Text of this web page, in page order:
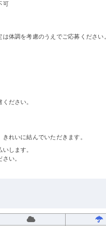
可
は体調を考慮のうえでご応募ください
ださい。
れいに結んでいただきます。
します。
い。